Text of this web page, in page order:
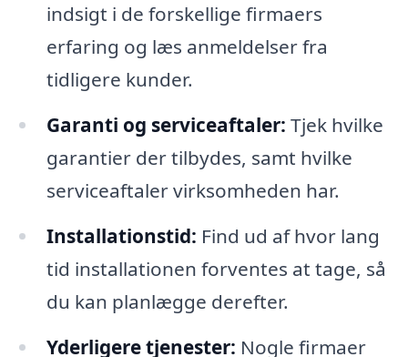
indsigt i de forskellige firmaers
erfaring og læs anmeldelser fra
tidligere kunder.
Garanti og serviceaftaler: Tjek hvilke
garantier der tilbydes, samt hvilke
serviceaftaler virksomheden har.
Installationstid: Find ud af hvor lang
tid installationen forventes at tage, så
du kan planlægge derefter.
Yderligere tjenester: Nogle firmaer